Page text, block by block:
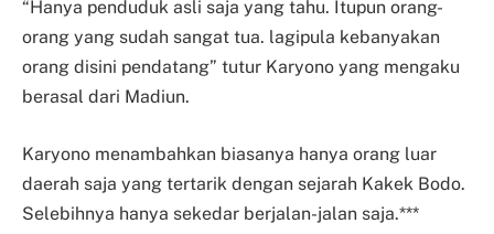
“Hanya penduduk asli saja yang tahu. Itupun orang-
orang yang sudah sangat tua. lagipula kebanyakan
orang disini pendatang” tutur Karyono yang mengaku
berasal dari Madiun.
Karyono menambahkan biasanya hanya orang luar
daerah saja yang tertarik dengan sejarah Kakek Bodo.
Selebihnya hanya sekedar berjalan-jalan saja.***